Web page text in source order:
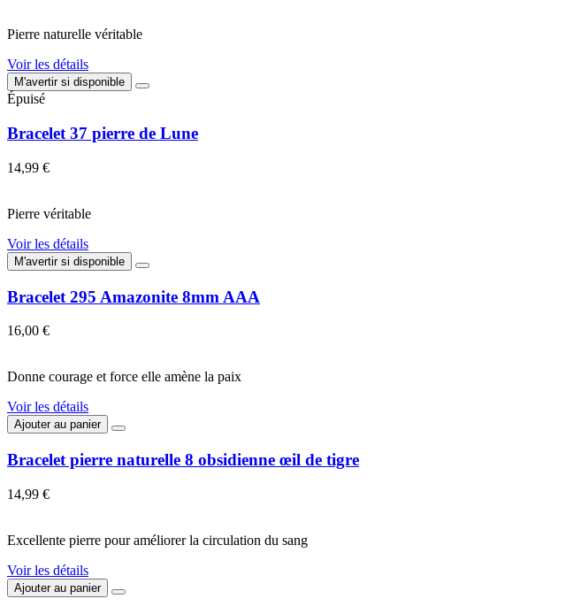
Pierre naturelle véritable
Voir les détails
M'avertir si disponible
Épuisé
Bracelet 37 pierre de Lune
14,99 €
Pierre véritable
Voir les détails
M'avertir si disponible
Bracelet 295 Amazonite 8mm AAA
16,00 €
Donne courage et force elle amène la paix
Voir les détails
Ajouter au panier
Bracelet pierre naturelle 8 obsidienne œil de tigre
14,99 €
Excellente pierre pour améliorer la circulation du sang
Voir les détails
Ajouter au panier